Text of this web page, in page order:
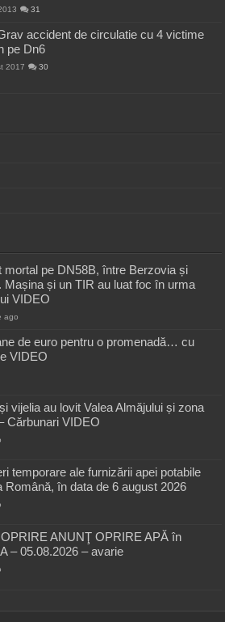
31
accident de circulatie cu 4 victime
pe Dn6
2017 30
mortal pe DN58B, între Berzovia și
Mașina și un TIR au luat foc în urma
VIDEO
ago
de euro pentru o promenadă… cu
VIDEO
vijelia au lovit Valea Almăjului și zona
Cărbunari VIDEO
temporare ale furnizării apei potabile
Română, în data de 6 august 2026
ANUNŢ OPRIRE APĂ în
– 05.08.2026 – avarie